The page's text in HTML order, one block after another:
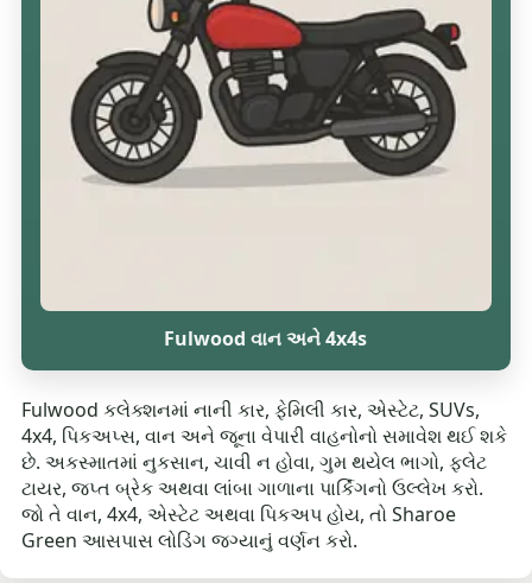
Fulwood વાન અને 4x4s
Fulwood કલેક્શનમાં નાની કાર, ફેમિલી કાર, એસ્ટેટ, SUVs,
4x4, પિકઅપ્સ, વાન અને જૂના વેપારી વાહનોનો સમાવેશ થઈ શકે
છે. અકસ્માતમાં નુકસાન, ચાવી ન હોવા, ગુમ થયેલ ભાગો, ફ્લેટ
ટાયર, જપ્ત બ્રેક અથવા લાંબા ગાળાના પાર્કિંગનો ઉલ્લેખ કરો.
જો તે વાન, 4x4, એસ્ટેટ અથવા પિકઅપ હોય, તો Sharoe
Green આસપાસ લોડિંગ જગ્યાનું વર્ણન કરો.